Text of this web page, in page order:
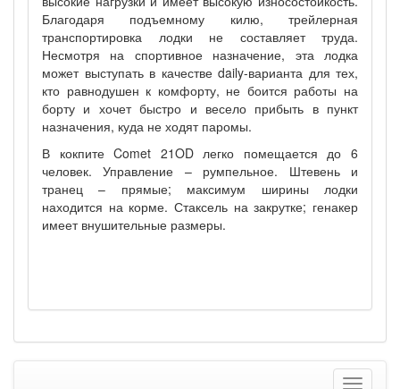
Благодаря подъемному килю, трейлерная
транспортировка лодки не составляет труда.
Несмотря на спортивное назначение, эта лодка
может выступать в качестве daily-варианта для тех,
кто равнодушен к комфорту, не боится работы на
борту и хочет быстро и весело прибыть в пункт
назначения, куда не ходят паромы.
В кокпите Comet 21OD легко помещается до 6
человек. Управление – румпельное. Штевень и
транец – прямые; максимум ширины лодки
находится на корме. Стаксель на закрутке; генакер
имеет внушительные размеры.
Меню